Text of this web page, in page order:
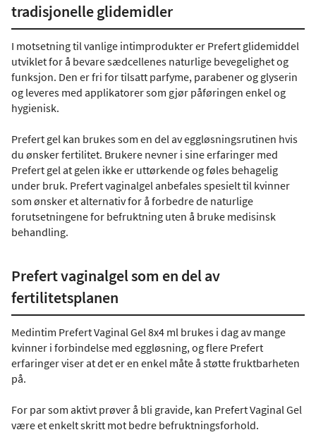
tradisjonelle glidemidler
I motsetning til vanlige intimprodukter er Prefert glidemiddel
utviklet for å bevare sædcellenes naturlige bevegelighet og
funksjon. Den er fri for tilsatt parfyme, parabener og glyserin
og leveres med applikatorer som gjør påføringen enkel og
hygienisk.
Prefert gel kan brukes som en del av eggløsningsrutinen hvis
du ønsker fertilitet. Brukere nevner i sine erfaringer med
Prefert gel at gelen ikke er uttørkende og føles behagelig
under bruk. Prefert vaginalgel anbefales spesielt til kvinner
som ønsker et alternativ for å forbedre de naturlige
forutsetningene for befruktning uten å bruke medisinsk
behandling.
Prefert vaginalgel som en del av
fertilitetsplanen
Medintim Prefert Vaginal Gel 8x4 ml brukes i dag av mange
kvinner i forbindelse med eggløsning, og flere Prefert
erfaringer viser at det er en enkel måte å støtte fruktbarheten
på.
For par som aktivt prøver å bli gravide, kan Prefert Vaginal Gel
være et enkelt skritt mot bedre befruktningsforhold.